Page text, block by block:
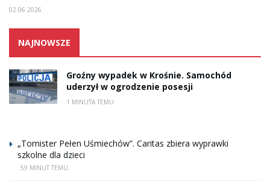
02.06.2026
NAJNOWSZE
Groźny wypadek w Krośnie. Samochód
uderzył w ogrodzenie posesji
1 MINUTA TEMU
„Tornister Pełen Uśmiechów”. Caritas zbiera wyprawki
szkolne dla dzieci
59 MINUT TEMU